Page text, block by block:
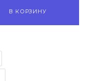
В КОРЗИНУ